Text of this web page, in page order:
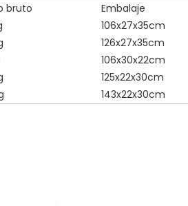
bruto
Embalaje
106x27x35cm
126x27x35cm
106x30x22cm
125x22x30cm
143x22x30cm